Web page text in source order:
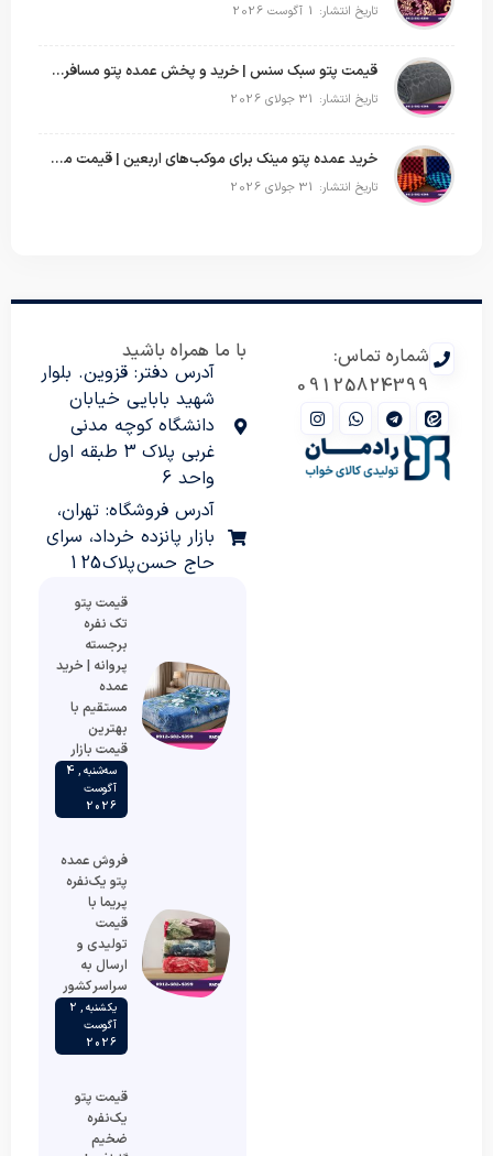
تاریخ انتشار: 1 آگوست 2026
قیمت پتو سبک سنس | خرید و پخش عمده پتو مسافرتی Sense
تاریخ انتشار: 31 جولای 2026
خرید عمده پتو مینک برای موکب‌های اربعین | قیمت مناسب و ارسال سریع
تاریخ انتشار: 31 جولای 2026
شماره تماس:
09125824399
با ما همراه باشید
آدرس دفتر: قزوین. بلوار
شهید بابایی خیابان
دانشگاه کوچه مدنی
غربی پلاک 3 طبقه اول
واحد 6
آدرس فروشگاه: تهران،
بازار پانزده خرداد، سرای
حاج حسن پلاک 125
قیمت پتو
تک نفره
برجسته
پروانه | خرید
عمده
مستقیم با
بهترین
قیمت بازار
سه‌شنبه , 4
آگوست
2026
فروش عمده
پتو یک‌نفره
پریما با
قیمت
تولیدی و
ارسال به
سراسر کشور
یکشنبه , 2
آگوست
2026
قیمت پتو
یک‌نفره
ضخیم